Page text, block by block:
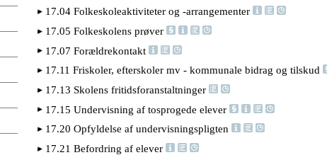
17.04 Folkeskoleaktiviteter og -arrangementer
17.05 Folkeskolens prøver
17.07 Forældrekontakt
17.11 Friskoler, efterskoler mv - kommunale bidrag og tilskud
17.13 Skolens fritidsforanstaltninger
17.15 Undervisning af tosprogede elever
17.20 Opfyldelse af undervisningspligten
17.21 Befordring af elever